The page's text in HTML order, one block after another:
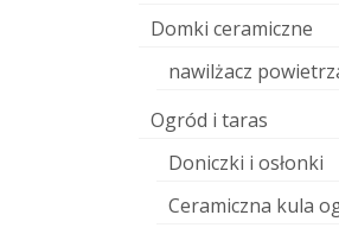
Domki ceramiczne
nawilżacz
Ogród i taras
Doniczki i osłonki
Ceramiczna kula